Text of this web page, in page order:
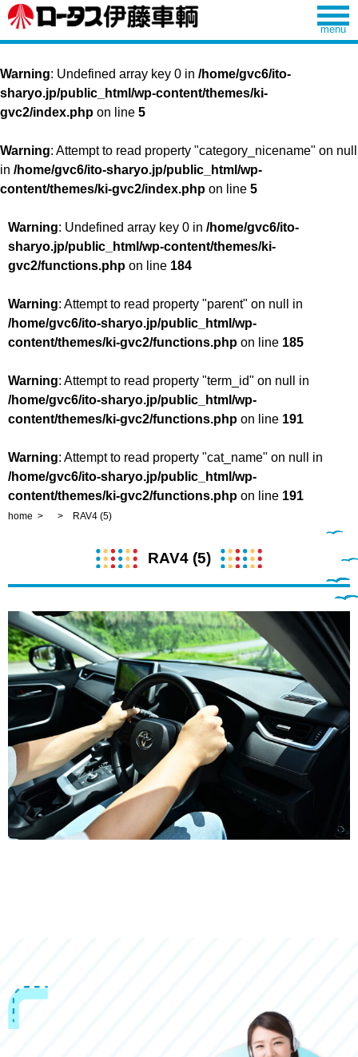
Warning: Undefined array key 0 in /home/gvc6/ito-
sharyo.jp/public_html/wp-content/themes/ki-
gvc2/index.php on line 5
Warning: Attempt to read property "category_nicename" on null
in /home/gvc6/ito-sharyo.jp/public_html/wp-
content/themes/ki-gvc2/index.php on line 5
Warning: Undefined array key 0 in /home/gvc6/ito-
sharyo.jp/public_html/wp-content/themes/ki-
gvc2/functions.php on line 184
Warning: Attempt to read property "parent" on null in
/home/gvc6/ito-sharyo.jp/public_html/wp-
content/themes/ki-gvc2/functions.php on line 185
Warning: Attempt to read property "term_id" on null in
/home/gvc6/ito-sharyo.jp/public_html/wp-
content/themes/ki-gvc2/functions.php on line 191
Warning: Attempt to read property "cat_name" on null in
/home/gvc6/ito-sharyo.jp/public_html/wp-
content/themes/ki-gvc2/functions.php on line 191
home RAV4 (5)
RAV4 (5)